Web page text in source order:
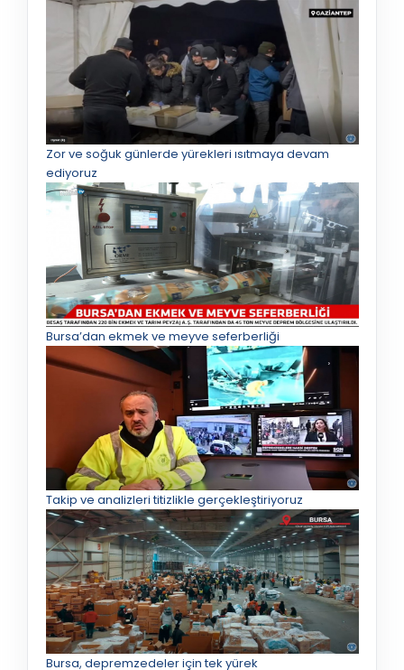
Zor ve soğuk günlerde yürekleri ısıtmaya devam
ediyoruz
Bursa’dan ekmek ve meyve seferberliği
Takip ve analizleri titizlikle gerçekleştiriyoruz
Bursa, depremzedeler için tek yürek